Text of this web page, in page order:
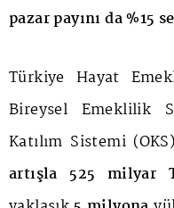
pazar payını da %15
Türkiye Hayat
Bireysel Emeklilik
Katılım Sistemi
artışla 525 milyar